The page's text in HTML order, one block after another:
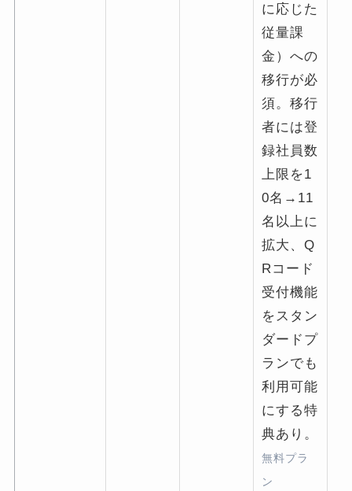
に応じた
従量課
金）への
移行が必
須。移行
者には登
録社員数
上限を1
0名→11
名以上に
拡大、Q
Rコード
受付機能
をスタン
ダードプ
ランでも
利用可能
にする特
典あり。
無料プラ
ン